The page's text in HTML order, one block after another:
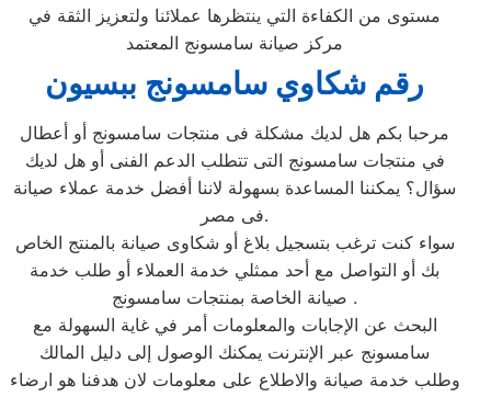
مستوى من الكفاءة التي ينتظرها عملائنا ولتعزيز الثقة في
مركز صيانة سامسونج المعتمد
رقم شكاوي سامسونج ببسيون
مرحبا بكم هل لديك مشكلة فى منتجات سامسونج أو أعطال
في منتجات سامسونج التى تتطلب الدعم الفنى أو هل لديك
سؤال؟ يمكننا المساعدة بسهولة لاننا أفضل خدمة عملاء صيانة
فى مصر.
سواء كنت ترغب بتسجيل بلاغ أو شكاوى صيانة بالمنتج الخاص
بك أو التواصل مع أحد ممثلي خدمة العملاء أو طلب خدمة
صيانة الخاصة بمنتجات سامسونج .
البحث عن الإجابات والمعلومات أمر في غاية السهولة مع
سامسونج عبر الإنترنت يمكنك الوصول إلى دليل المالك
وطلب خدمة صيانة والاطلاع على معلومات لان هدفنا هو ارضاء